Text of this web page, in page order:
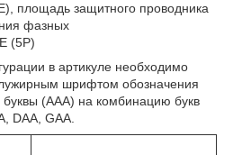
площадь защитного проводника
фазных
(5P)
в артикуле необходимо
шрифтом обозначения
(AAA) на комбинацию букв
DAA, GAA.